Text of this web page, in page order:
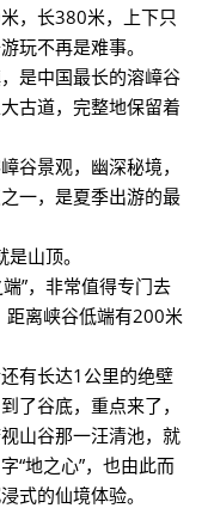
，长380米，上下只
玩不再是难事。
是中国最长的溶嶂谷
古道，完整地保留着
谷景观，幽深秘境，
一，是夏季出游的最
山顶。
”，非常值得专门去
距离峡谷低端有200米
有长达1公里的绝壁
了谷底，重点来了，
山谷那一汪清池，就
“地之心”，也由此而
式的仙境体验。